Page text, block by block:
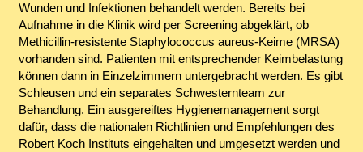
Wunden und Infektionen behandelt werden. Bereits bei
Aufnahme in die Klinik wird per Screening abgeklärt, ob
Methicillin-resistente Staphylococcus aureus-Keime (MRSA)
vorhanden sind. Patienten mit entsprechender Keimbelastung
können dann in Einzelzimmern untergebracht werden. Es gibt
Schleusen und ein separates Schwesternteam zur
Behandlung. Ein ausgereiftes Hygienemanagement sorgt
dafür, dass die nationalen Richtlinien und Empfehlungen des
Robert Koch Instituts eingehalten und umgesetzt werden und